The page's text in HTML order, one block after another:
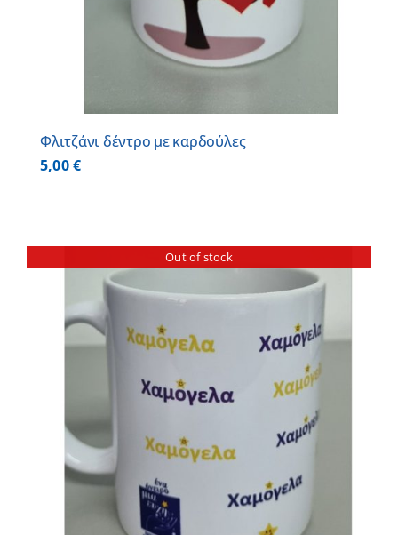
Φλιτζάνι δέντρο με καρδούλες
5,00€
Out of stock